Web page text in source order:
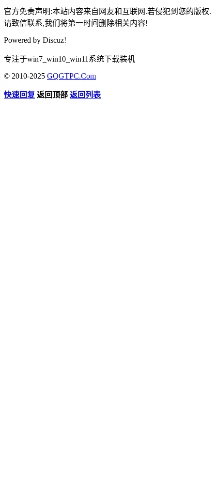
官方免责声明:本站内容来自网友和互联网.若侵犯到您的版权.
请致信联系,我们将第一时间删除相关内容!
Powered by Discuz!
专注于win7_win10_win11系统下载装机
© 2010-2025 GQGTPC.Com
快速回复 返回顶部 返回列表